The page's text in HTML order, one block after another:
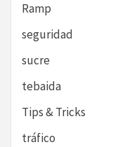
Ramp
seguridad
sucre
tebaida
Tips & Tricks
tráfico